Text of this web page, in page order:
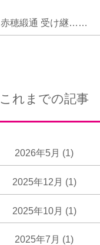
赤穂緞通 受け継……
これまでの記事
2026年5月 (1)
2025年12月 (1)
2025年10月 (1)
2025年7月 (1)